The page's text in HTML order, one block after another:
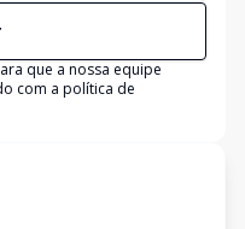
que a nossa equipe
com a política de